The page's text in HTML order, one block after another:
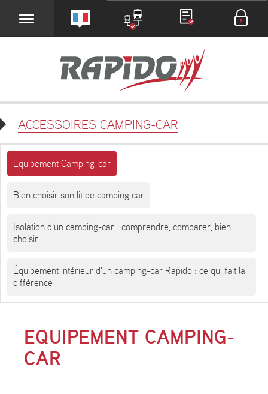
ACCESSOIRES CAMPING-CAR
Equipement Camping-car
Bien choisir son lit de camping car
Isolation d'un camping-car : comprendre, comparer, bien
choisir
Équipement intérieur d'un camping-car Rapido : ce qui fait la
différence
EQUIPEMENT CAMPING-
CAR